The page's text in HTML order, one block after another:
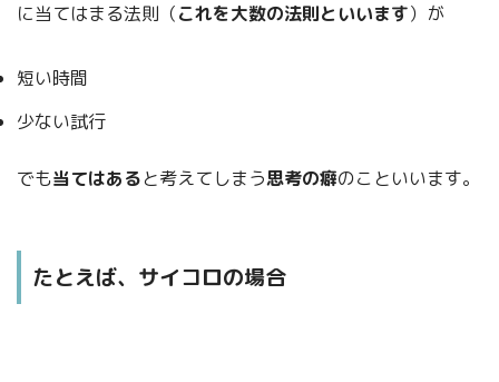
に当てはまる法則（これを大数の法則といいます）が
短い時間
少ない試行
でも当てはあると考えてしまう思考の癖のこといいます。
たとえば、サイコロの場合